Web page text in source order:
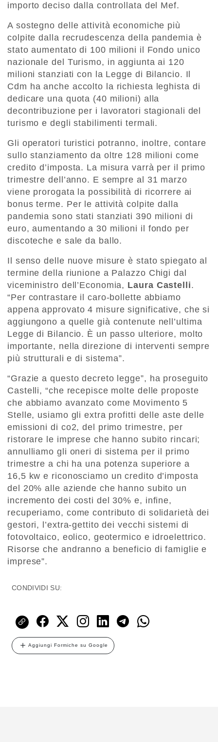
importo deciso dalla controllata del Mef.
A sostegno delle attività economiche più
colpite dalla recrudescenza della pandemia è
stato aumentato di 100 milioni il Fondo unico
nazionale del Turismo, in aggiunta ai 120
milioni stanziati con la Legge di Bilancio. Il
Cdm ha anche accolto la richiesta leghista di
dedicare una quota (40 milioni) alla
decontribuzione per i lavoratori stagionali del
turismo e degli stabilimenti termali.
Gli operatori turistici potranno, inoltre, contare
sullo stanziamento da oltre 128 milioni come
credito d’imposta. La misura varrà per il primo
trimestre dell’anno. E sempre al 31 marzo
viene prorogata la possibilità di ricorrere ai
bonus terme. Per le attività colpite dalla
pandemia sono stati stanziati 390 milioni di
euro, aumentando a 30 milioni il fondo per
discoteche e sale da ballo.
Il senso delle nuove misure è stato spiegato al
termine della riunione a Palazzo Chigi dal
viceministro dell’Economia, Laura Castelli.
“Per contrastare il caro-bollette abbiamo
appena approvato 4 misure significative, che si
aggiungono a quelle già contenute nell’ultima
Legge di Bilancio. È un passo ulteriore, molto
importante, nella direzione di interventi sempre
più strutturali e di sistema”.
“Grazie a questo decreto legge”, ha proseguito
Castelli, “che recepisce molte delle proposte
che abbiamo avanzato come Movimento 5
Stelle, usiamo gli extra profitti delle aste delle
emissioni di co2, del primo trimestre, per
ristorare le imprese che hanno subito rincari;
annulliamo gli oneri di sistema per il primo
trimestre a chi ha una potenza superiore a
16,5 kw e riconosciamo un credito d’imposta
del 20% alle aziende che hanno subito un
incremento dei costi del 30% e, infine,
recuperiamo, come contributo di solidarietà dei
gestori, l’extra-gettito dei vecchi sistemi di
fotovoltaico, eolico, geotermico e idroelettrico.
Risorse che andranno a beneficio di famiglie e
imprese”.
CONDIVIDI SU:
Aggiungi Formiche su Google